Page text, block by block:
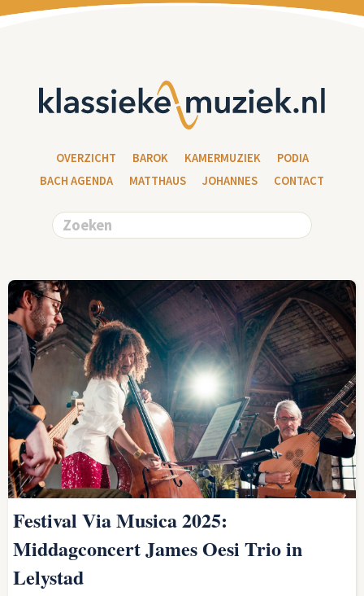
OVERZICHT BAROK KAMERMUZIEK
PODIA
BACH AGENDA
MATTHAUS JOHANNES CONTACT
Festival Via Musica 2025:
Middagconcert James Oesi Trio in
Lelystad